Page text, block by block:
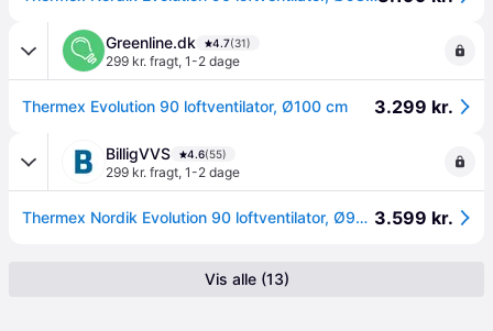
Greenline.dk 4.7(31)
299 kr. fragt, 1-2 dage
Thermex Evolution 90 loftventilator, Ø100 cm 3.299 kr.
BilligVVS 4.6(55)
299 kr. fragt, 1-2 dage
Thermex Nordik Evolution 90 loftventilator, Ø98 cm, hvid 3.599 kr.
Vis alle (13)